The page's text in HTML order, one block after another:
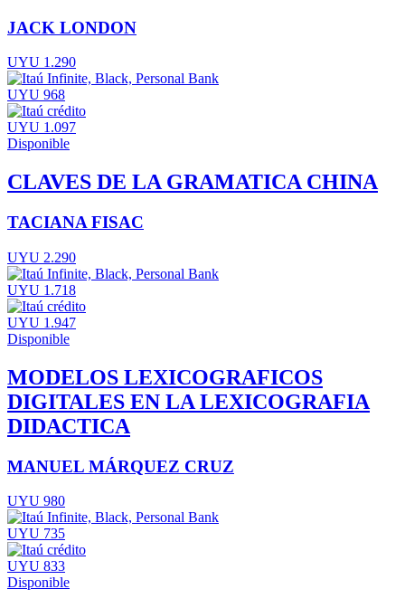
JACK LONDON
UYU 1.290
UYU 968
UYU 1.097
Disponible
CLAVES DE LA GRAMATICA CHINA
TACIANA FISAC
UYU 2.290
UYU 1.718
UYU 1.947
Disponible
MODELOS LEXICOGRAFICOS
DIGITALES EN LA LEXICOGRAFIA
DIDACTICA
MANUEL MÁRQUEZ CRUZ
UYU 980
UYU 735
UYU 833
Disponible